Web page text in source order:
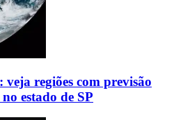
veja regiões com previsão
estado de SP